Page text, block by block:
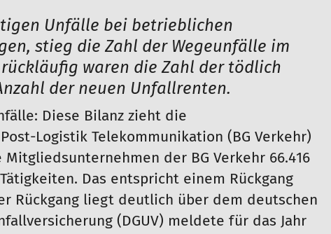
Unfälle bei betrieblichen
stieg die Zahl der Wegeunfälle im
waren die Zahl der tödlich
der neuen Unfallrenten.
Diese Bilanz zieht die
Logistik Telekommunikation (BG Verkehr)
der BG Verkehr 66.416
Das entspricht einem Rückgang
Rückgang liegt deutlich über dem deutschen
(DGUV) meldete für das Jahr